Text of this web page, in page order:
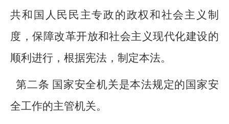
共和国人民民主专政的政权和社会主义制
度，保障改革开放和社会主义现代化建设的
顺利进行，根据宪法，制定本法。
第二条 国家安全机关是本法规定的国家安
全工作的主管机关。